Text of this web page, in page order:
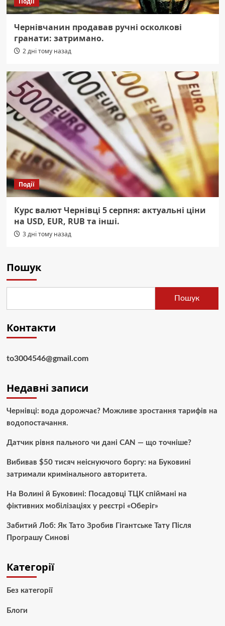
Чернівчанин продавав ручні осколкові
гранати: затримано.
2 дні тому назад
Події
Курс валют Чернівці 5 серпня: актуальні ціни
на USD, EUR, RUB та інші.
3 дні тому назад
Пошук
Пошук
Контакти
to3004546@gmail.com
Недавні записи
Чернівці: вода дорожчає? Можливе зростання тарифів на
водопостачання.
Датчик рівня пального чи дані CAN — що точніше?
Вибивав $50 тисяч неіснуючого боргу: на Буковині
затримали кримінального авторитета.
На Волині й Буковині: Посадовці ТЦК спіймані на
фіктивних мобілізаціях у реєстрі «Оберіг»
Забитий Лоб: Як Тато Зробив Гігантське Тату Після
Програшу Синові
Категорії
Без категорії
Блоги